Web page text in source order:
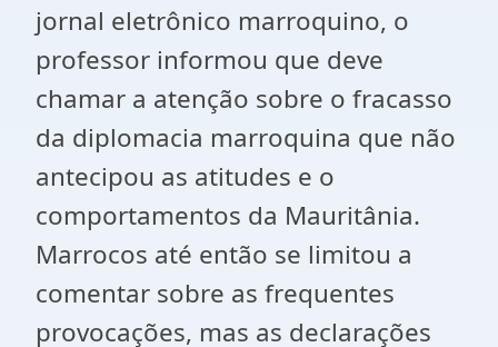
jornal eletrônico marroquino, o
professor informou que deve
chamar a atenção sobre o fracasso
da diplomacia marroquina que não
antecipou as atitudes e o
comportamentos da Mauritânia.
Marrocos até então se limitou a
comentar sobre as frequentes
provocações, mas as declarações